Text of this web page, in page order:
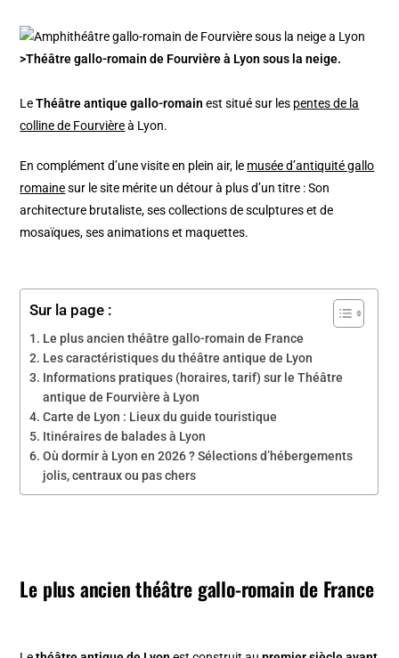
>Théâtre gallo-romain de Fourvière à Lyon sous la neige.
LeThéâtre antique gallo-romain est situé sur les pentes de la
colline de Fourvièreà Lyon.
En complément d’une visite en plein air, le musée d’antiquité gallo
romainesur le site mérite un détour à plus d’un titre : Son
architecture brutaliste, ses collections de sculptures et de
mosaïques, ses animations et maquettes.
Sur la page :
Le plus ancien théâtre gallo-romain de France
Les caractéristiques du théâtre antique de Lyon
Informations pratiques (horaires, tarif) sur le Théâtre
antique de Fourvière à Lyon
Carte de Lyon : Lieux du guide touristique
Itinéraires de balades à Lyon
Où dormir à Lyon en 2026 ? Sélections d’hébergements
jolis, centraux ou pas chers
Le plus ancien théâtre gallo-romain de France